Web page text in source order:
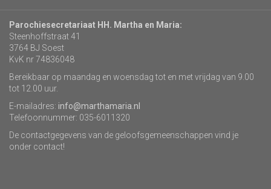
Parochiesecretariaat HH. Martha en Maria:
Steenhoffstraat 41
3764 BJ Soest
KvK nr 74836048
Bereikbaar op maandag en woensdag tot en met vrijdag van 9.00
tot 12.00 uur.
E-mailadres: info@marthamaria.nl
Telefoonnummer: 035-6011320
De contactgegevens van de geloofsgemeenschappen vind je
onder contact!